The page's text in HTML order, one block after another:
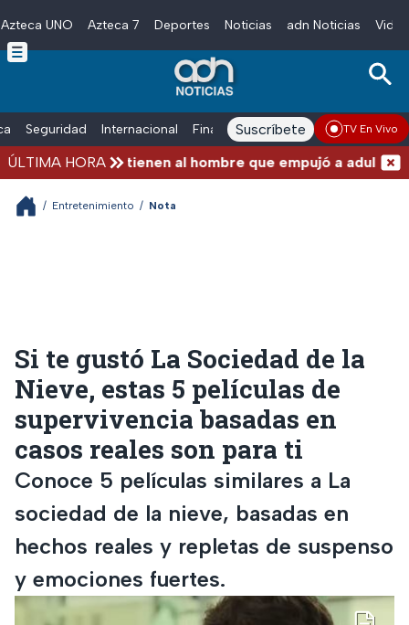
Skip to main content
Azteca UNO Azteca 7 Deportes Noticias adn Noticias
Seguridad Internacional Finanzas adn Noticias Radio
Suscríbete TV En Vivo
ÚLTIMA HORADetienen al hombre que empujó a adulto
/ Entretenimiento / Nota
Si te gustó La Sociedad de la
Nieve, estas 5 películas de
supervivencia basadas en
casos reales son para ti
Conoce 5 películas similares a La
sociedad de la nieve, basadas en
hechos reales y repletas de suspenso
y emociones fuertes.